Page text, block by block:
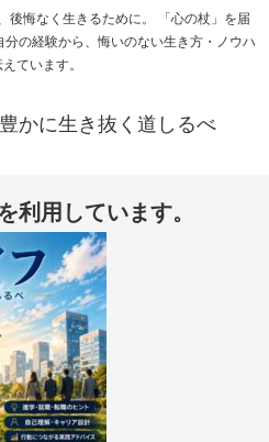
後悔なく生きるために。 「心の杖」を届
の経験から、悔いのない生き方・ノウハ
ています。
かに生き抜く道しるべ
利用しています。